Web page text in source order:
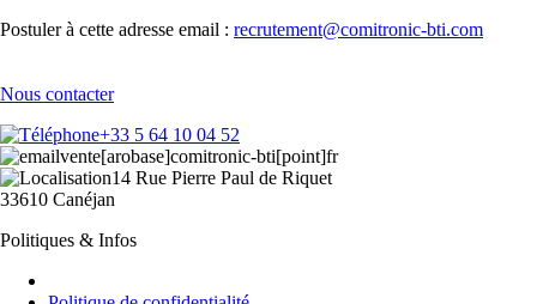
Postuler à cette adresse email : recrutement@comitronic-bti.com
Nous contacter
+33 5 64 10 04 52
vente[arobase]comitronic-bti[point]fr
14 Rue Pierre Paul de Riquet
33610 Canéjan
Politiques & Infos